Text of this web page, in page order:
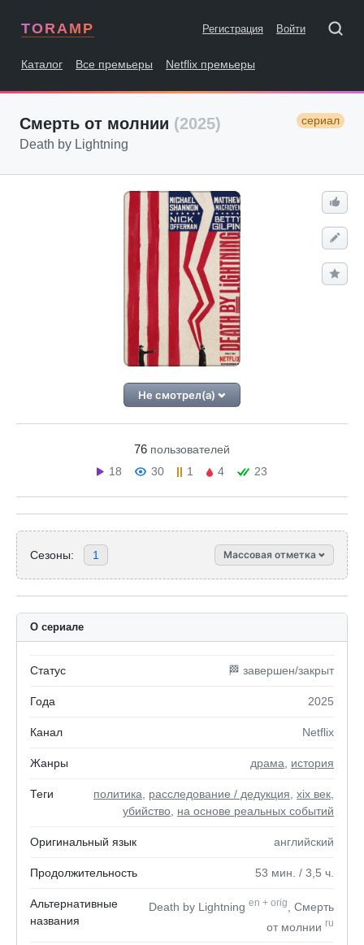
TORAMP Регистрация Войти
Каталог Все премьеры Netflix премьеры
Смерть от молнии (2025) сериал
Death by Lightning
Не смотрел(а)
76 пользователей
18
30 1 4 23
Сезоны: 1 Массовая отметка
О сериале
Статус 🏁 завершен/закрыт
Года 2025
Канал Netflix
Жанры драма история
Теги политика расследование / дедукция xix век
убийство на основе реальных событий
Оригинальный язык английский
Продолжительность 53 мин. / 3,5 ч.
Альтернативные
названия
Death by Lightning en + orig
, Смерть
от молнии ru